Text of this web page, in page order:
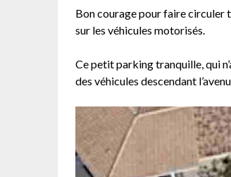
Bon courage pour faire circuler
sur les véhicules motorisés.
Ce petit parking tranquille, qui
des véhicules descendant